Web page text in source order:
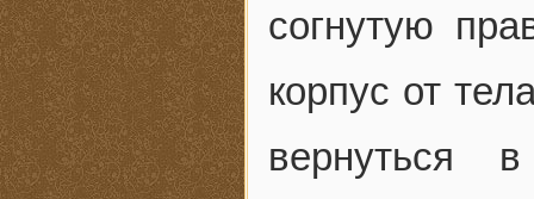
согнутую
корпус от
вернуться